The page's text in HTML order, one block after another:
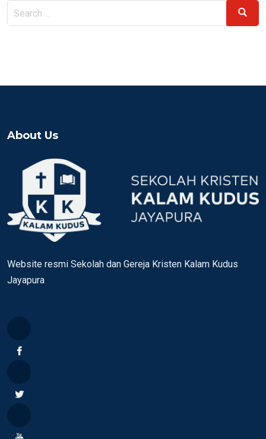
Search
for:
Search
About Us
Website resmi Sekolah dan Gereja Kristen Kalam Kudus
Jayapura